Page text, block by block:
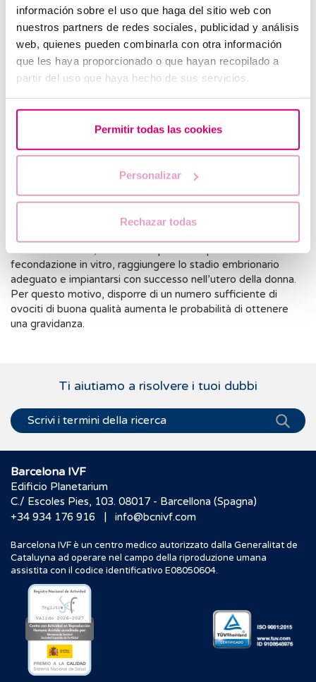
información sobre el uso que haga del sitio web con
nuestros partners de redes sociales, publicidad y análisis
web, quienes pueden combinarla con otra información
que les haya proporcionado o que hayan recopilado a
partir del uso que haya hecho de sus servicios.
Permitir todas las cookies
Personalizar
Rechazar todas
Come avviene la vitrificazione degli ovociti?
Il processo di vitrificazione comprende diverse fasi:
Stimolazione ovarica:si somministrano farmaci ormonali
per stimolare la crescita di più follicoli.
Puntura ovarica:si esegue per estrarre gli ovociti una
volta raggiunta la dimensione ideale. È una procedura
ultrarapido che consente di preservare gli ovociti senza
danneggiarli.
I tassi di sopravvivenza degli ovociti dopo lo scongelamento
fecondazione in vitro, raggiungere lo stadio embrionario
adeguato e impiantarsi con successo nell’utero della donna.
Per questo motivo, disporre di un numero sufficiente di
ovociti di buona qualità aumenta le probabilità di ottenere
una gravidanza.
Ti aiutiamo a risolvere i tuoi dubbi
Barcelona IVF
Edificio Planetarium
C./ Escoles Pies, 103. 08017 - Barcellona (Spagna)
+34 934 176 916
| info@bcnivf.com
Barcelona IVF è un centro medico autorizzato dalla Generalitat de
Cataluyna ad operare nel campo della riproduzione umana
assistita con il codice identificativo E08050604.